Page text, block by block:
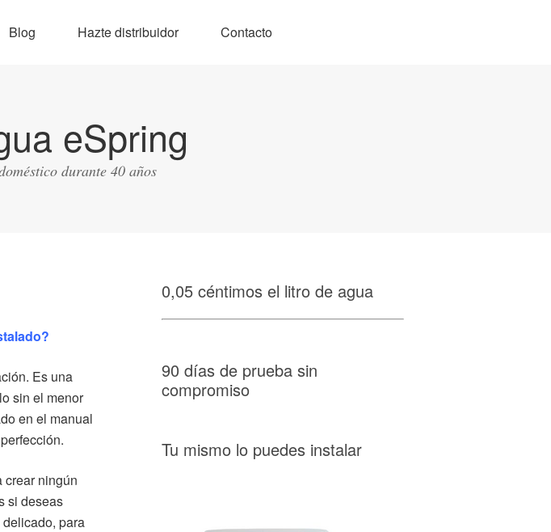
Blog Hazte distribuidor Contacto
eSpring
durante 40 años
Es una
sin el menor
en el manual
crear ningún
si deseas
para
0,05 céntimos el litro de agua
90 días de prueba sin
compromiso
Tu mismo lo puedes instalar